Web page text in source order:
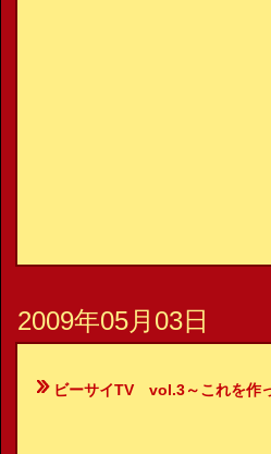
2009年05月03日
ビーサイTV vol.3～これを作